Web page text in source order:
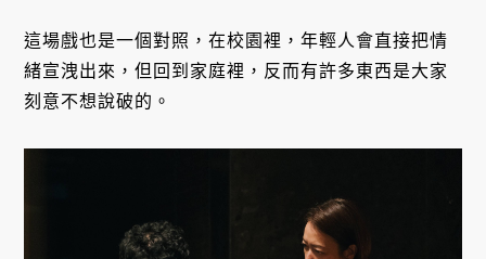
這場戲也是一個對照，在校園裡，年輕人會直接把情
緒宣洩出來，但回到家庭裡，反而有許多東西是大家
刻意不想說破的。